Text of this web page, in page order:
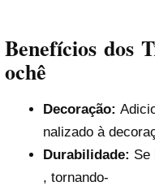
Benefícios dos
ochê
Decoração:
nalizado à
Durabilidade: Se
, tornando-